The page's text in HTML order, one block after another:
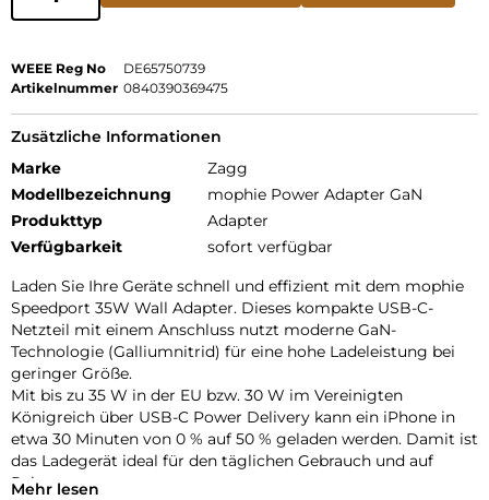
WEEE Reg No
DE65750739
Artikelnummer 0840390369475
Zusätzliche Informationen
Marke
Zagg
Modellbezeichnung
mophie Power Adapter GaN
Produkttyp
Adapter
Verfügbarkeit
sofort verfügbar
Laden Sie Ihre Geräte schnell und effizient mit dem mophie
Speedport 35W Wall Adapter. Dieses kompakte USB-C-
Netzteil mit einem Anschluss nutzt moderne GaN-
Technologie (Galliumnitrid) für eine hohe Ladeleistung bei
geringer Größe.
Mit bis zu 35 W in der EU bzw. 30 W im Vereinigten
Königreich über USB-C Power Delivery kann ein iPhone in
etwa 30 Minuten von 0 % auf 50 % geladen werden. Damit ist
das Ladegerät ideal für den täglichen Gebrauch und auf
Reisen.
Mehr lesen